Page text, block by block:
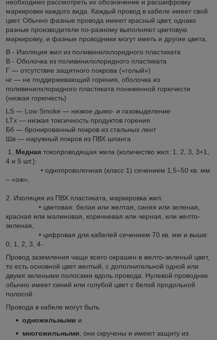
необходимо рассмотреть их обозначение и расшифровку
маркировки каждого вида. Каждый провод в кабеле имеет свой
цвет. Обычно фазные провода имеют красный цвет, однако
разные производители по-разному выполняют цветовую
маркировку, и фазные проводники могут иметь и другие цвета.
В - Изоляция жил из поливинилхлоридного пластиката
В - Оболочка из поливинилхлоридного пластиката
Г — отсутствие защитного покрова («голый»)
нг — не поддерживающий горения, оболочка из
поливинилхлоридного пластиката пониженной горючести
(низкая горючесть)
LS — Low Smoke — низкое дымо- и газовыделение
LTx — низкая токсичность продуктов горения
Бб — бронированный покров из стальных лент
Шв — наружный покров из ПВХ шланга
1. Медная токопроводящая жила (количество жил: 1, 2, 3, 3+1,
4 и 5 шт.):
• однопроволочная (класс 1) сечением 1,5–50 кв. мм
– «ож»,
2. Изоляция из ПВХ пластиката, маркировка жил:
• цветовая: белая или желтая, синяя или зеленая,
красная или малиновая, коричневая или черная, или желто-
зеленая,
• цифровая для кабелей сечением 70 кв. мм и выше:
0, 1, 2, 3, 4-
Провод заземления чаще всего окрашен в желто-зеленый цвет,
то есть основной цвет желтый, с дополнительной одной или
двумя зелеными полосами вдоль провода. Нулевой проводник
обычно имеет синий или голубой цвет с белой продольной
полосой.
Провода в кабеле могут быть
одножильными и
многожильными, они скручены и имеют защиту из